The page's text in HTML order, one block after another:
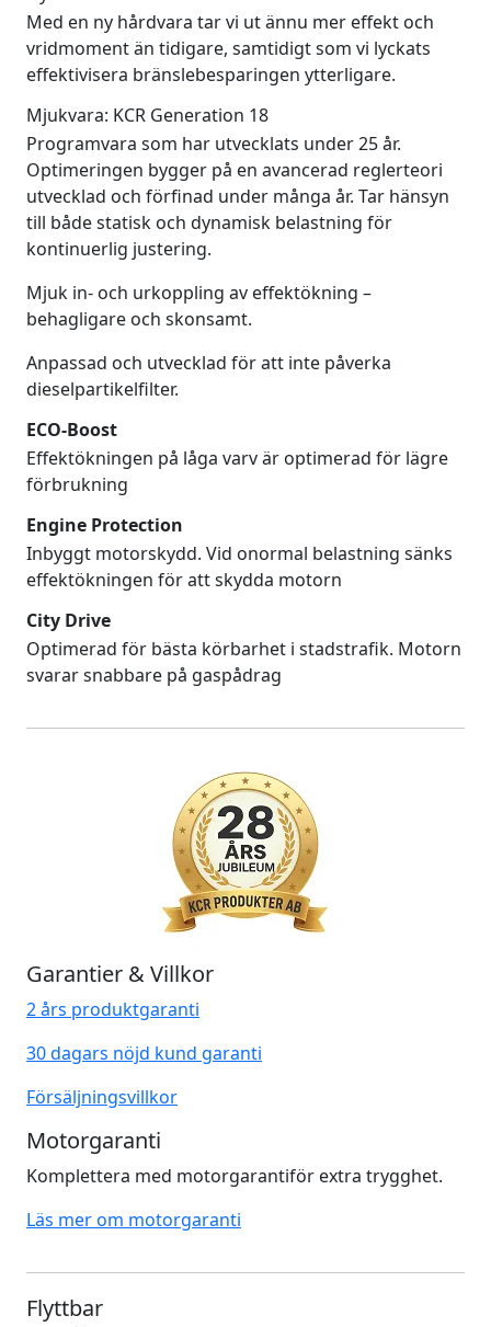
Med en ny hårdvara tar vi ut ännu mer effekt och
vridmoment än tidigare, samtidigt som vi lyckats
effektivisera bränslebesparingen ytterligare.
Mjukvara: KCR Generation 18
Programvara som har utvecklats under 25 år.
Optimeringen bygger på en avancerad reglerteori
utvecklad och förfinad under många år. Tar hänsyn
till både statisk och dynamisk belastning för
kontinuerlig justering.
Mjuk in- och urkoppling av effektökning –
behagligare och skonsamt.
Anpassad och utvecklad för att inte påverka
dieselpartikelfilter.
ECO-Boost
Effektökningen på låga varv är optimerad för lägre
förbrukning
Engine Protection
Inbyggt motorskydd. Vid onormal belastning sänks
effektökningen för att skydda motorn
City Drive
Optimerad för bästa körbarhet i stadstrafik. Motorn
svarar snabbare på gaspådrag
Garantier & Villkor
2 års produktgaranti
30 dagars nöjd kund garanti
Försäljningsvillkor
Motorgaranti
Komplettera med motorgarantiför extra trygghet.
Läs mer om motorgaranti
Flyttbar